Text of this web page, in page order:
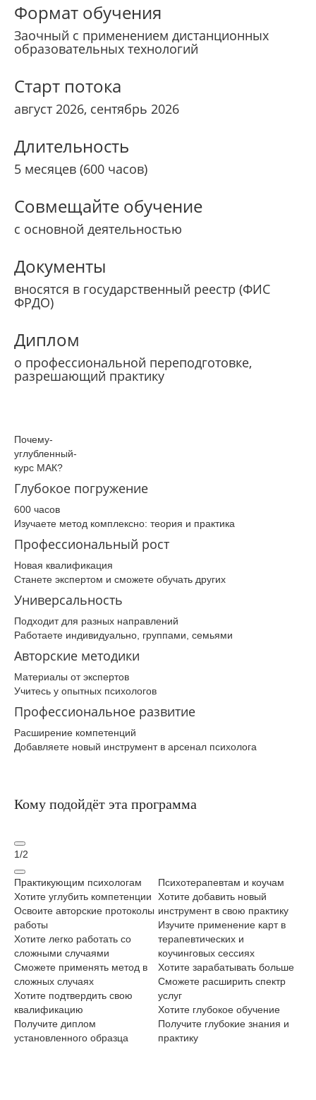
Формат обучения
Заочный с применением дистанционных
образовательных технологий
Старт потока
август 2026, сентябрь 2026
Длительность
5 месяцев (600 часов)
Совмещайте обучение
с основной деятельностью
Документы
вносятся в государственный реестр (ФИС
ФРДО)
Диплом
о профессиональной переподготовке,
разрешающий практику
Почему­
углубленный­
курс МАК?
Глубокое погружение
600 часов
Изучаете метод комплексно: теория и практика
Профессиональный рост
Новая квалификация
Станете экспертом и сможете обучать других
Универсальность
Подходит для разных направлений
Работаете индивидуально, группами, семьями
Авторские методики
Материалы от экспертов
Учитесь у опытных психологов
Профессиональное развитие
Расширение компетенций
Добавляете новый инструмент в арсенал психолога
Кому подойдёт эта программа
1/2
Практикующим психологам
Хотите углубить компетенции
Освоите авторские протоколы
работы
Хотите легко работать со
сложными случаями
Сможете применять метод в
сложных случаях
Хотите подтвердить свою
квалификацию
Получите диплом
установленного образца
Психотерапевтам и коучам
Хотите добавить новый
инструмент в свою практику
Изучите применение карт в
терапевтических и
коучинговых сессиях
Хотите зарабатывать больше
Сможете расширить спектр
услуг
Хотите глубокое обучение
Получите глубокие знания и
практику